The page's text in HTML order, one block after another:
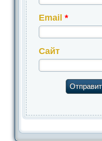
Email*
Сайт